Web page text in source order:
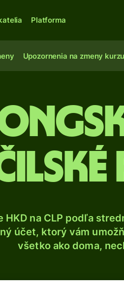
Platforma
Upozornenia na zmeny kurzu
HKD na CLP podľa
účet, ktorý vám
všetko ako doma,